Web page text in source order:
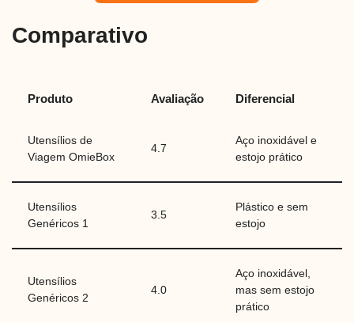
Comparativo
Produto Avaliação Diferencial
Utensílios de
Viagem OmieBox
4.7
Aço inoxidável e
estojo prático
Utensílios
Genéricos 1
3.5
Plástico e sem
estojo
Utensílios
Genéricos 2
4.0
Aço inoxidável,
mas sem estojo
prático